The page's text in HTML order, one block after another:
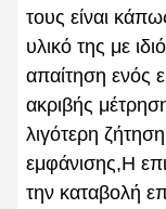
τους είναι
υλικό της με
απαίτηση ενός
ακριβής
λιγότερη
εμφάνισης,Η
την καταβολή